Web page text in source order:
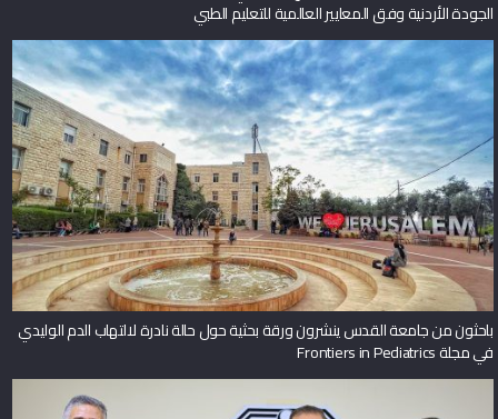
الجودة الأردنية وفق المعايير العالمية للتعليم الطبي
باحثون من جامعة القدس ينشرون ورقة بحثية حول حالة نادرة لالتهاب الدم الوليدي
في مجلة Frontiers in Pediatrics